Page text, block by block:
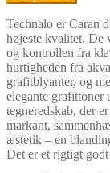
Technalo
antal
Technalo er Caran
højeste kvalitet. De
og kontrollen fra
hurtigheden fra
grafitblyanter, og
elegante grafittoner
tegneredskab, der
markant,
æstetik – en
Det er et rigtigt